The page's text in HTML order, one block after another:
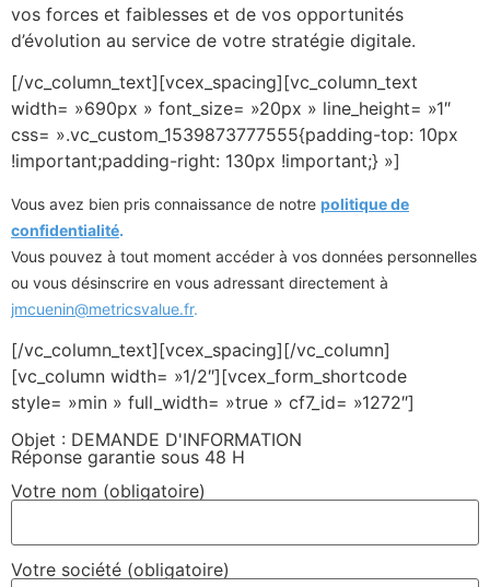
vos forces et faiblesses et de vos opportunités
d’évolution au service de votre stratégie digitale.
[/vc_column_text][vcex_spacing][vc_column_text
width= »690px » font_size= »20px » line_height= »1″
css= ».vc_custom_1539873777555{padding-top: 10px
!important;padding-right: 130px !important;} »]
Vous avez bien pris connaissance de notre politique de
confidentialité.
Vous pouvez à tout moment accéder à vos données personnelles
ou vous désinscrire en vous adressant directement à
jmcuenin@metricsvalue.fr.
[/vc_column_text][vcex_spacing][/vc_column]
[vc_column width= »1/2″][vcex_form_shortcode
style= »min » full_width= »true » cf7_id= »1272″]
Objet : DEMANDE D'INFORMATION
Réponse garantie sous 48 H
Votre nom (obligatoire)
Votre société (obligatoire)